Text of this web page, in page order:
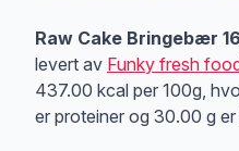
Raw Cake Bringebær
levert av Funky fresh
437.00 kcal per 100g,
er proteiner og 30.00 g